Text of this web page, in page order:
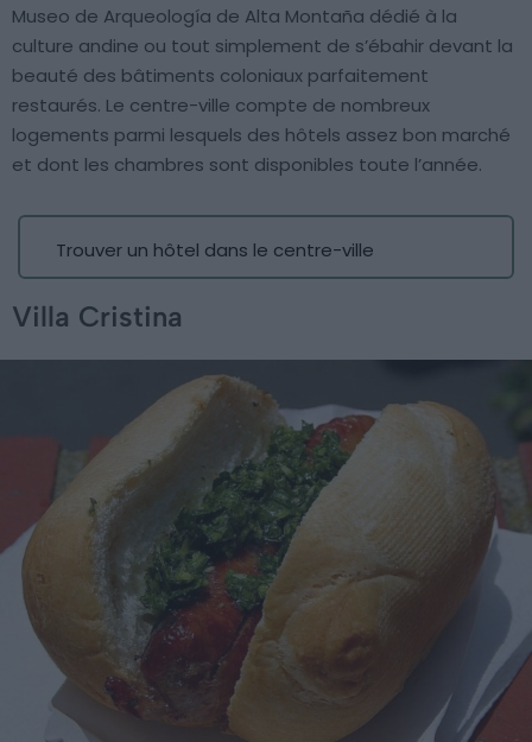
Museo de Arqueología de Alta Montaña dédié à la
culture andine ou tout simplement de s’ébahir devant la
beauté des bâtiments coloniaux parfaitement
restaurés. Le centre-ville compte de nombreux
logements parmi lesquels des hôtels assez bon marché
et dont les chambres sont disponibles toute l’année.
Trouver un hôtel dans le centre-ville
Villa Cristina